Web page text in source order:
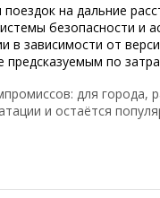
на дальние
безопасности и
в зависимости от
предсказуемым по
для города,
и остаётся